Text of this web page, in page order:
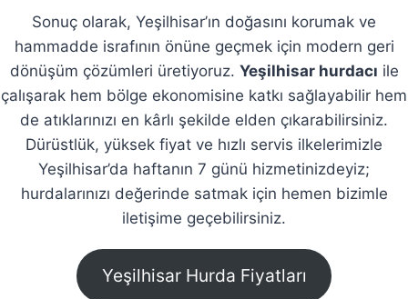
Sonuç olarak, Yeşilhisar’ın doğasını korumak ve
hammadde israfının önüne geçmek için modern geri
dönüşüm çözümleri üretiyoruz. Yeşilhisar hurdacı ile
çalışarak hem bölge ekonomisine katkı sağlayabilir hem
de atıklarınızı en kârlı şekilde elden çıkarabilirsiniz.
Dürüstlük, yüksek fiyat ve hızlı servis ilkelerimizle
Yeşilhisar’da haftanın 7 günü hizmetinizdeyiz;
hurdalarınızı değerinde satmak için hemen bizimle
iletişime geçebilirsiniz.
Yeşilhisar Hurda Fiyatları